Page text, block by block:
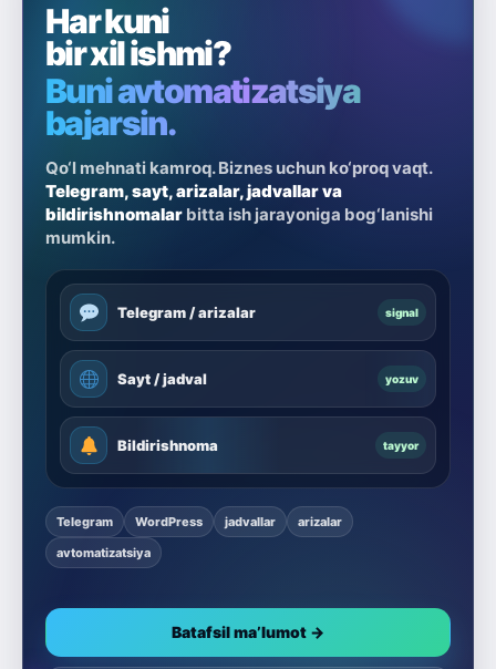
Har kuni
bir xil ishmi?
Buni avtomatizatsiya
bajarsin.
Qo‘l mehnati kamroq. Biznes uchun ko‘proq vaqt.
Telegram, sayt, arizalar, jadvallar va
bildirishnomalar bitta ish jarayoniga bog‘lanishi
mumkin.
Telegram / arizalar signal
Sayt / jadval yozuv
Bildirishnoma tayyor
Telegram WordPress jadvallar
arizalar
avtomatizatsiya
Batafsil ma’lumot →